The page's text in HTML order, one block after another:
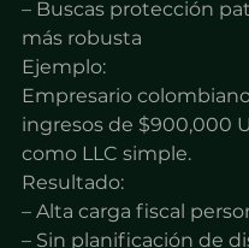
– Buscas protección
más robusta
Ejemplo:
Empresario
ingresos de $900,000
como LLC simple.
Resultado:
– Alta carga fiscal
– Sin planificación de